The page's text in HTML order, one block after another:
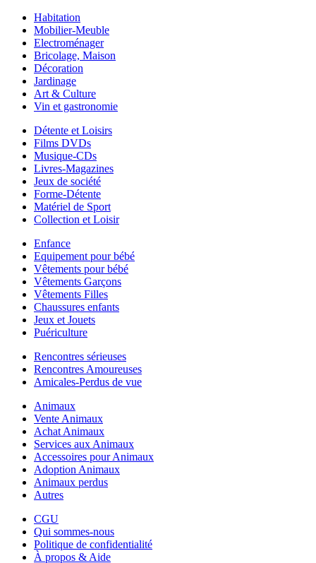
Habitation
Mobilier-Meuble
Electroménager
Bricolage, Maison
Décoration
Jardinage
Art & Culture
Vin et gastronomie
Détente et Loisirs
Films DVDs
Musique-CDs
Livres-Magazines
Jeux de société
Forme-Détente
Matériel de Sport
Collection et Loisir
Enfance
Equipement pour bébé
Vêtements pour bébé
Vêtements Garçons
Vêtements Filles
Chaussures enfants
Jeux et Jouets
Puériculture
Rencontres sérieuses
Rencontres Amoureuses
Amicales-Perdus de vue
Animaux
Vente Animaux
Achat Animaux
Services aux Animaux
Accessoires pour Animaux
Adoption Animaux
Animaux perdus
Autres
CGU
Qui sommes-nous
Politique de confidentialité
À propos & Aide